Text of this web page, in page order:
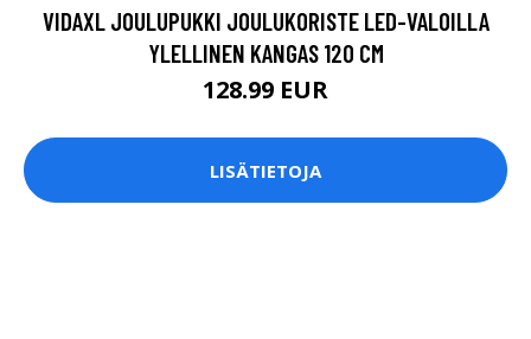
VIDAXL JOULUPUKKI JOULUKORISTE LED-VALOILLA
YLELLINEN KANGAS 120 CM
128.99 EUR
LISÄTIETOJA